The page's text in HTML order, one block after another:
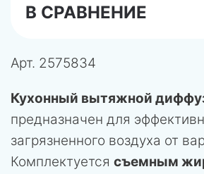
В СРАВНЕНИЕ
Арт. 2575834
Кухонный вытяжной
предназначен для
загрязненного воздуха от
Комплектуется съемным